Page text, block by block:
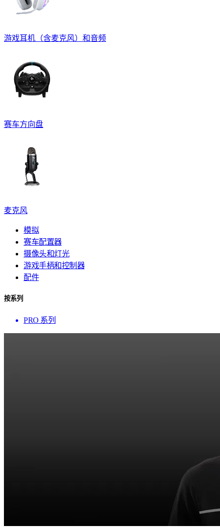
游戏耳机（含麦克风）和音频
赛车方向盘
麦克风
模拟
赛车配置器
摄像头和灯光
游戏手柄和控制器
配件
按系列
PRO 系列